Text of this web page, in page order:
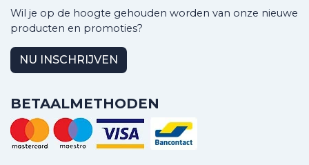
Wil je op de hoogte gehouden worden van onze nieuwe
producten en promoties?
NU INSCHRIJVEN
BETAALMETHODEN